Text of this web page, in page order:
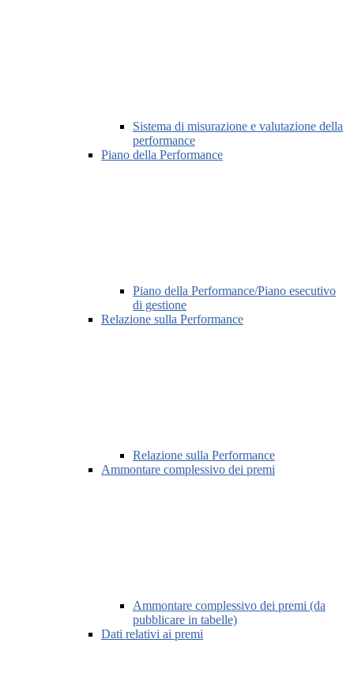
Sistema di misurazione e valutazione della
performance
Piano della Performance
Piano della Performance/Piano esecutivo
di gestione
Relazione sulla Performance
Relazione sulla Performance
Ammontare complessivo dei premi
Ammontare complessivo dei premi (da
pubblicare in tabelle)
Dati relativi ai premi